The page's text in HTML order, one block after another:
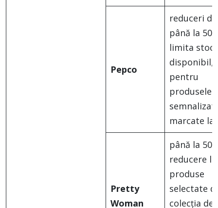
Pepco
reduceri de
până la
limita
disponibil,
pentru
produsele
marcate
Pretty
Woman
până la
reducere la
produse
selectate
colecția de